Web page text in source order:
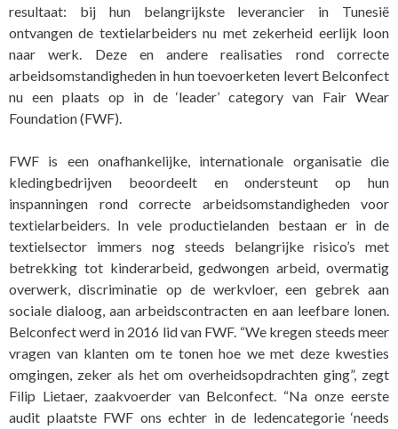
resultaat: bij hun belangrijkste leverancier in Tunesië
ontvangen de textielarbeiders nu met zekerheid eerlijk loon
naar werk. Deze en andere realisaties rond correcte
arbeidsomstandigheden in hun toevoerketen levert Belconfect
nu een plaats op in de ‘leader’ category van Fair Wear
Foundation (FWF).
FWF is een onafhankelijke, internationale organisatie die
kledingbedrijven beoordeelt en ondersteunt op hun
inspanningen rond correcte arbeidsomstandigheden voor
textielarbeiders. In vele productielanden bestaan er in de
textielsector immers nog steeds belangrijke risico’s met
betrekking tot kinderarbeid, gedwongen arbeid, overmatig
overwerk, discriminatie op de werkvloer, een gebrek aan
sociale dialoog, aan arbeidscontracten en aan leefbare lonen.
Belconfect werd in 2016 lid van FWF. “We kregen steeds meer
vragen van klanten om te tonen hoe we met deze kwesties
omgingen, zeker als het om overheidsopdrachten ging”, zegt
Filip Lietaer, zaakvoerder van Belconfect. “Na onze eerste
audit plaatste FWF ons echter in de ledencategorie ‘needs